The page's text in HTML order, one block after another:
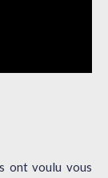
ont voulu vous